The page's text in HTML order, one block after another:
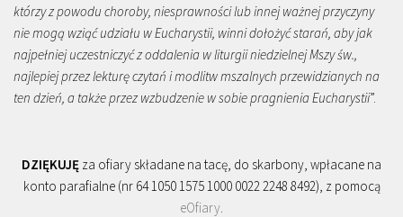
którzy z powodu choroby, niesprawności lub innej ważnej przyczyny
nie mogą wziąć udziału w Eucharystii, winni dołożyć starań, aby jak
najpełniej uczestniczyć z oddalenia w liturgii niedzielnej Mszy św.,
najlepiej przez lekturę czytań i modlitw mszalnych przewidzianych na
ten dzień, a także przez wzbudzenie w sobie pragnienia Eucharystii”.
DZIĘKUJĘ za ofiary składane na tacę, do skarbony, wpłacane na
konto parafialne (nr 64 1050 1575 1000 0022 2248 8492), z pomocą
eOfiary